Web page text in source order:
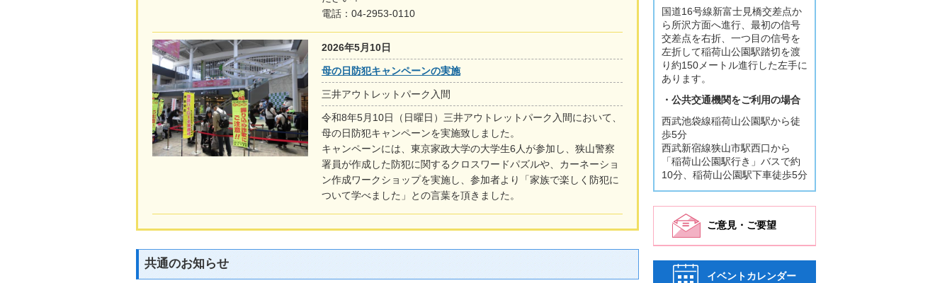
電話：04-2953-0110
2026年5月10日
母の日防犯キャンペーンの実施
三井アウトレットパーク入間
令和8年5月10日（日曜日）三井アウトレットパーク入間において、
母の日防犯キャンペーンを実施致しました。
キャンペーンには、東京家政大学の大学生6人が参加し、狭山警察
署員が作成した防犯に関するクロスワードパズルや、カーネーショ
ン作成ワークショップを実施し、参加者より「家族で楽しく防犯に
ついて学べました」との言葉を頂きました。
共通のお知らせ
国道16号線新富士見橋交差点か
ら所沢方面へ進行、最初の信号
交差点を右折、一つ目の信号を
左折して稲荷山公園駅踏切を渡
り約150メートル進行した左手に
あります。
・公共交通機関をご利用の場合
西武池袋線稲荷山公園駅から徒
歩5分
西武新宿線狭山市駅西口から
「稲荷山公園駅行き」バスで約
10分、稲荷山公園駅下車徒歩5分
ご意見・ご要望
イベントカレンダー